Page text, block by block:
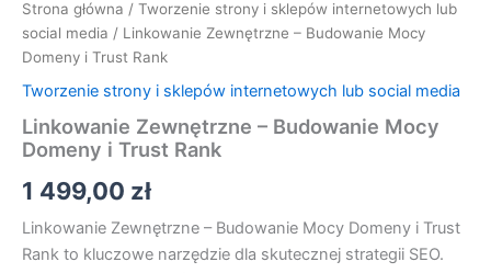
Strona główna / Tworzenie strony i sklepów internetowych lub
social media / Linkowanie Zewnętrzne – Budowanie Mocy
Domeny i Trust Rank
Tworzenie strony i sklepów internetowych lub social media
Linkowanie Zewnętrzne – Budowanie Mocy
Domeny i Trust Rank
1 499,00 zł
Linkowanie Zewnętrzne – Budowanie Mocy Domeny i Trust
Rank to kluczowe narzędzie dla skutecznej strategii SEO.